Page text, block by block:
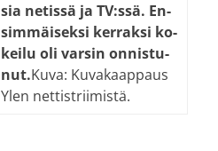
sia ne­tis­sä ja TV:ssä. En­
sim­mäi­sek­si ker­rak­si ko­
kei­lu oli var­sin on­nis­tu­
nut.Kuva: Kuvakaappaus
Ylen nettistriimistä.